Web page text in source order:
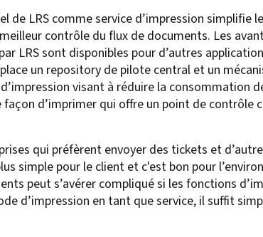
LRS comme service d’impression simplifie
contrôle du flux de documents. Les
LRS sont disponibles pour d’autres
un repository de pilote central et un
visant à réduire la consommation
d’imprimer qui offre un point de
qui préfèrent envoyer des tickets et
simple pour le client et c'est bon pour
peut s’avérer compliqué si les fonctions
d’impression en tant que service, il suffit